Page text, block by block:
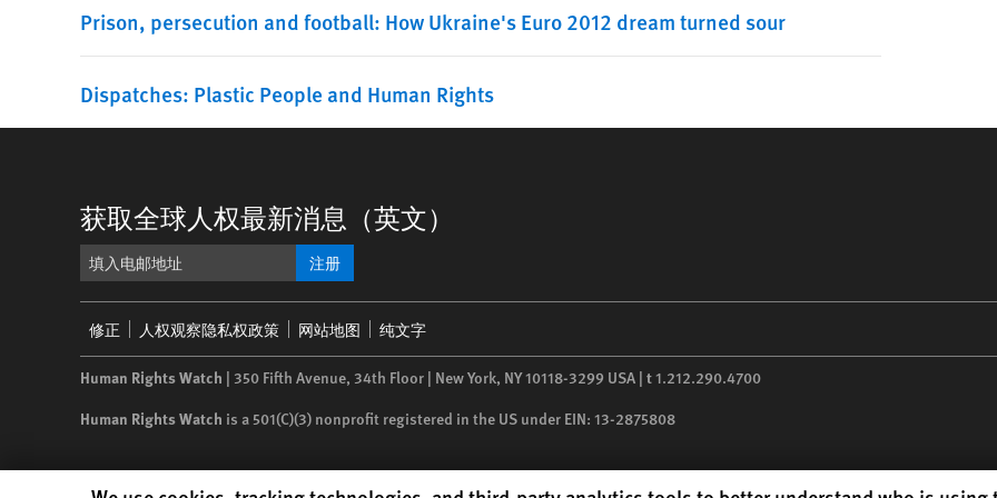
Prison, persecution and football: How Ukraine's Euro 2012 dream turned sour
Dispatches: Plastic People and Human Rights
获取全球人权最新消息（英文）
注册
menu
修正 人权观察隐私权政策 网站地图 纯文字
Human Rights Watch | 350 Fifth Avenue, 34th Floor | New York, NY10118-3299 USA | t1.212.290.4700
Human Rights Watch is a 501(C)(3) nonprofit registered in the US under EIN: 13-2875808